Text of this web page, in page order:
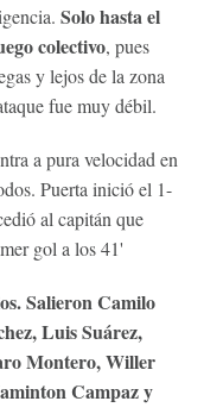
Solo hasta el
colectivo, pues
y lejos de la zona
fue muy débil.
a pura velocidad en
Puerta inició el 1-
al capitán que
gol a los 41'
Salieron Camilo
Luis Suárez,
Montero, Willer
Campaz y